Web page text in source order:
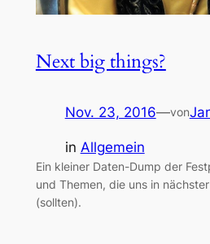
Next big things?
Nov. 23, 2016—von
in Allgemein
Ein kleiner Daten-Dump der
und Themen, die uns in
(sollten).